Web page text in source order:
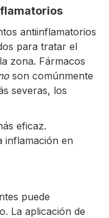
antiinflamatorios
para tratar el
zona. Fármacos
son comúnmente
severas, los
eficaz.
en
puede
La aplicación de